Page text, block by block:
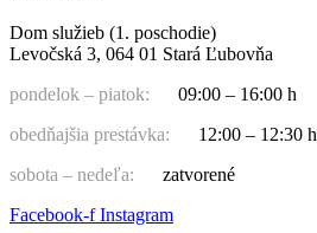
Dom služieb (1. poschodie)
Levočská 3, 064 01 Stará Ľubovňa
pondelok – piatok:
09:00 – 16:00 h
obedňajšia prestávka:
12:00 – 12:30 h
sobota – nedeľa:
zatvorené
Facebook-f Instagram